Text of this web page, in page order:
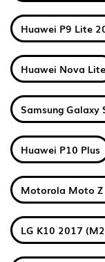
Huawei P9 Lite
Huawei Nova Lite
Samsung Galaxy
Huawei P10 Plus
Motorola Moto Z
LG K10 2017